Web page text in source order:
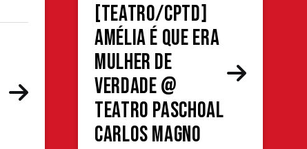
[TEATRO/CPTD]
Amélia é que era
mulher de
verdade @
Teatro Paschoal
Carlos Magno